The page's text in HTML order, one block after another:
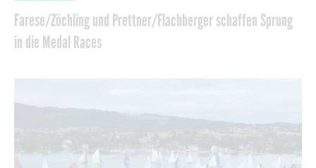
Farese/Zöchling und Prettner/Flachberger schaffen Sprung
in die Medal Races